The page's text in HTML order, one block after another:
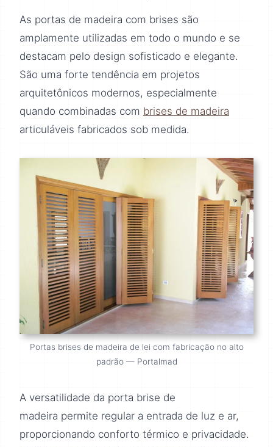
As portas de madeira com brises são
amplamente utilizadas em todo o mundo e se
destacam pelo design sofisticado e elegante.
São uma forte tendência em projetos
arquitetônicos modernos, especialmente
quando combinadas com brises de madeira
articuláveis fabricados sob medida.
Portas brises de madeira de lei com fabricação no alto
padrão — Portalmad
A versatilidade da porta brise de
madeira permite regular a entrada de luz e ar,
proporcionando conforto térmico e privacidade.